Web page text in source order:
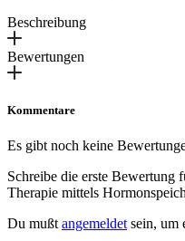
Beschreibung
Bewertungen
Kommentare
Es gibt noch keine
Schreibe die erste Bewertung
Therapie mittels
Du mußt angemeldet sein, um